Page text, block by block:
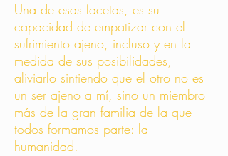
Una de esas facetas, es su
capacidad de empatizar con el
sufrimiento ajeno, incluso y en la
medida de sus posibilidades,
aliviarlo sintiendo que el otro no es
un ser ajeno a mí, sino un miembro
más de la gran familia de la que
todos formamos parte: la
humanidad.